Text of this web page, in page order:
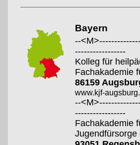
Bayern
--
-----------------
Kolleg für
Fachakademie
86159
www.kjf-
--
-----------------
Fachakademie
Jugendfürsorge